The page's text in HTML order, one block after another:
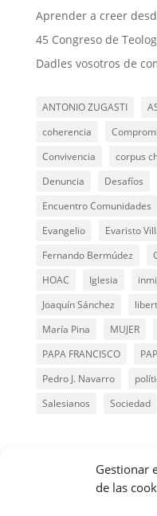
Gestionar
de las
Aprender a creer
45 Congreso de
Dadles vosotros de
ANTONIO ZUGASTI
coherencia
Convivencia
corpus
Denuncia
Desafíos
Encuentro Comunidades
Evangelio
Evaristo
Fernando Bermúdez
HOAC
Iglesia
Joaquín Sánchez
María Pina
MUJER
PAPA FRANCISCO
Pedro J. Navarro
Salesianos
Sociedad